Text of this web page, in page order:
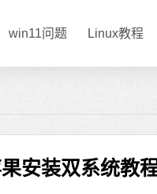
win11问题 Linux教程
安装双系统教